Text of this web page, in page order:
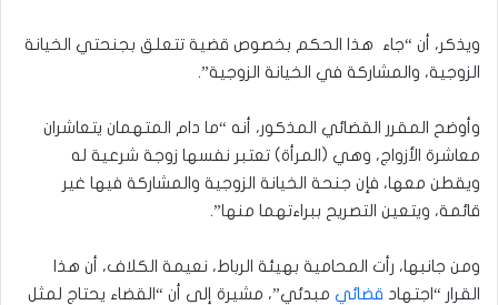
ويذكر، أن “جاء هذا الحكم بخصوص قضية تتعلق بجنحتي الخيانة
الزوجية، والمشاركة في الخيانة الزوجية”.
وأوضح المقرر القضائي المذكور، أنه “ما دام المتهمان يتعاشران
معاشرة الأزواج، وهي (المرأة) تعتبر نفسها زوجة شرعية له
ويقطن معها، فإن جنحة الخيانة الزوجية والمشاركة فيها غير
قائمة، ويتعين التصريح ببراءتهما منها”.
ومن جانبها، رأت المحامية بهيئة الرباط، نعيمة الكلاف، أن هذا
القرار “اجتهاد قضائي مبدئي”، مشيرة إلى أن “القضاء يحتاج لمثل